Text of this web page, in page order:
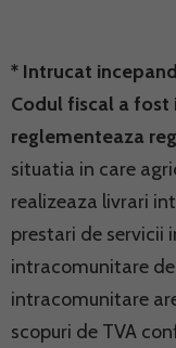
* Intrucat
Codul fiscal a fost
reglementeaza
situatia in care
realizeaza livrari
prestari de servicii
intracomunitare
intracomunitare
scopuri de TVA